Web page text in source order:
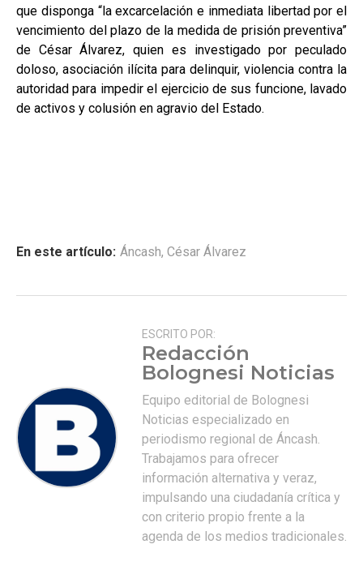
que disponga “la excarcelación e inmediata libertad por el
vencimiento del plazo de la medida de prisión preventiva”
de César Álvarez, quien es investigado por peculado
doloso, asociación ilícita para delinquir, violencia contra la
autoridad para impedir el ejercicio de sus funcione, lavado
de activos y colusión en agravio del Estado.
En este artículo: Áncash, César Álvarez
ESCRITO POR:
Redacción
Bolognesi Noticias
Equipo editorial de Bolognesi
Noticias especializado en
periodismo regional de Áncash.
Trabajamos para ofrecer
información alternativa y veraz,
impulsando una ciudadanía crítica y
con criterio propio frente a la
agenda de los medios tradicionales.